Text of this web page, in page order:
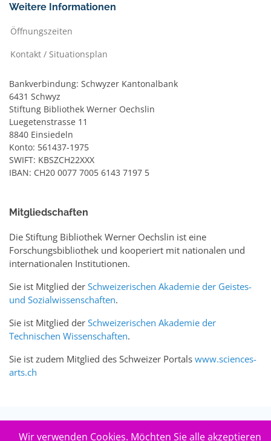
Weitere Informationen
Öffnungszeiten
Kontakt / Situationsplan
Bankverbindung: Schwyzer Kantonalbank
6431 Schwyz
Stiftung Bibliothek Werner Oechslin
Luegetenstrasse 11
8840 Einsiedeln
Konto: 561437-1975
SWIFT: KBSZCH22XXX
IBAN: CH20 0077 7005 6143 7197 5
Mitgliedschaften
Die Stiftung Bibliothek Werner Oechslin ist eine
Forschungsbibliothek und kooperiert mit nationalen und
internationalen Institutionen.
Sie ist Mitglied der Schweizerischen Akademie der Geistes-
und Sozialwissenschaften.
Sie ist Mitglied der Schweizerischen Akademie der
Technischen Wissenschaften.
Sie ist zudem Mitglied des Schweizer Portals www.sciences-
arts.ch
Wir verwenden Cookies. Möchten Sie alle akzeptieren